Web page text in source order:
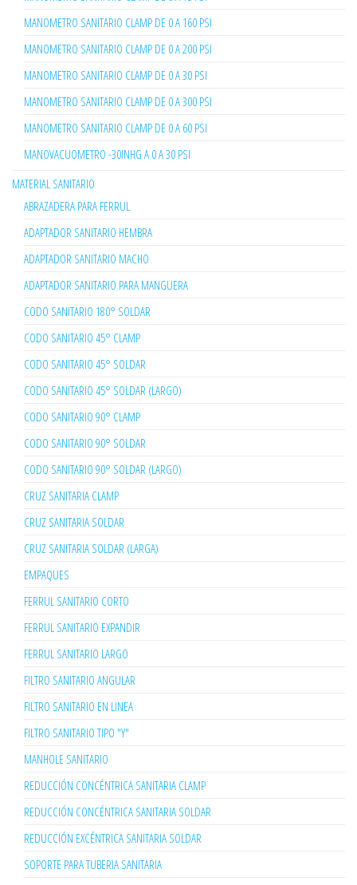
MANOMETRO SANITARIO CLAMP DE 0 A 160 PSI
MANOMETRO SANITARIO CLAMP DE 0 A 200 PSI
MANOMETRO SANITARIO CLAMP DE 0 A 30 PSI
MANOMETRO SANITARIO CLAMP DE 0 A 300 PSI
MANOMETRO SANITARIO CLAMP DE 0 A 60 PSI
MANOVACUOMETRO -30INHG A 0 A 30 PSI
MATERIAL SANITARIO
ABRAZADERA PARA FERRUL
ADAPTADOR SANITARIO HEMBRA
ADAPTADOR SANITARIO MACHO
ADAPTADOR SANITARIO PARA MANGUERA
CODO SANITARIO 180° SOLDAR
CODO SANITARIO 45° CLAMP
CODO SANITARIO 45° SOLDAR
CODO SANITARIO 45° SOLDAR (LARGO)
CODO SANITARIO 90° CLAMP
CODO SANITARIO 90° SOLDAR
CODO SANITARIO 90° SOLDAR (LARGO)
CRUZ SANITARIA CLAMP
CRUZ SANITARIA SOLDAR
CRUZ SANITARIA SOLDAR (LARGA)
EMPAQUES
FERRUL SANITARIO CORTO
FERRUL SANITARIO EXPANDIR
FERRUL SANITARIO LARGO
FILTRO SANITARIO ANGULAR
FILTRO SANITARIO EN LINEA
FILTRO SANITARIO TIPO "Y"
MANHOLE SANITARIO
REDUCCIÓN CONCÉNTRICA SANITARIA CLAMP
REDUCCIÓN CONCÉNTRICA SANITARIA SOLDAR
REDUCCIÓN EXCÉNTRICA SANITARIA SOLDAR
SOPORTE PARA TUBERIA SANITARIA